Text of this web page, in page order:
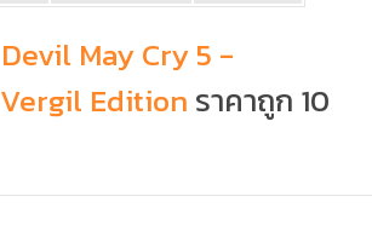
Devil May Cry 5 -
Edition ราคาถูก 10